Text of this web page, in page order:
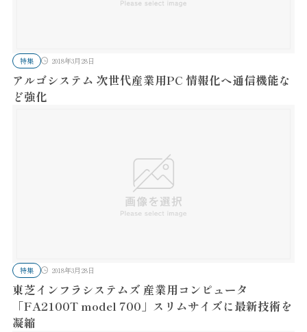
特集 2018年3月28日
アルゴシステム 次世代産業用PC 情報化へ通信機能な
ど強化
特集 2018年3月28日
東芝インフラシステムズ 産業用コンピュータ
「FA2100T model 700」スリムサイズに最新技術を
凝縮